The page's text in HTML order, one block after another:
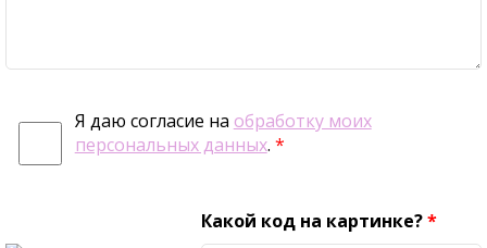
Я даю согласие на обработку моих
персональных данных. *
Какой код на картинке?*